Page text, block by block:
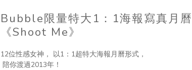
Bubble限量特大1：1海報寫真月曆
《Shoot Me》
12位性感女神， 以1：1超特大海報月曆形式，
陪你渡過2013年！